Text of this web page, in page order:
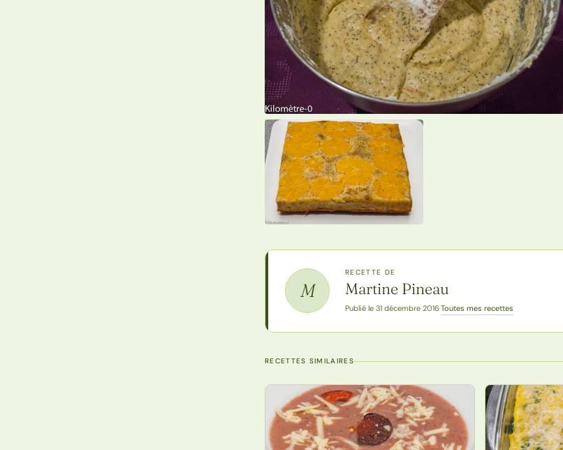
M
RECETTE DE
Martine Pineau
Publié le 31 décembre 2016·Toutes mes recettes
RECETTES SIMILAIRES